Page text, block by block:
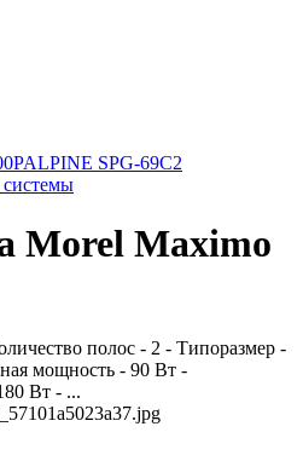
ALPINE SPG-69C2
системы
Morel Maximo
полос - 2 - Типоразмер -
мощность - 90 Вт -
Вт - ...